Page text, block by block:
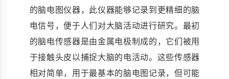
的脑电图仪器，此仪器能够记录到更精细的脑
电信号，便于人们对大脑活动进行研究。最初
的脑电传感器是由金属电极制成的，它们被用
于接触头皮以捕捉大脑的电活动。这些传感器
相对简单，用于最基本的脑电图记录，但可能